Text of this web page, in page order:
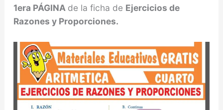
1era PÁGINA de la ficha de Ejercicios de
Razones y Proporciones.